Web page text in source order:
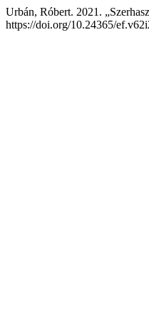
Urbán, Róbert. 2021.
https://doi.org/10.24365/